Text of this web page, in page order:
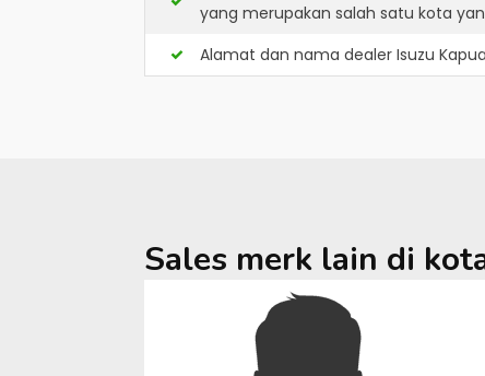
yang merupakan salah satu kota
Alamat dan nama dealer Isuzu
Sales merk lain di